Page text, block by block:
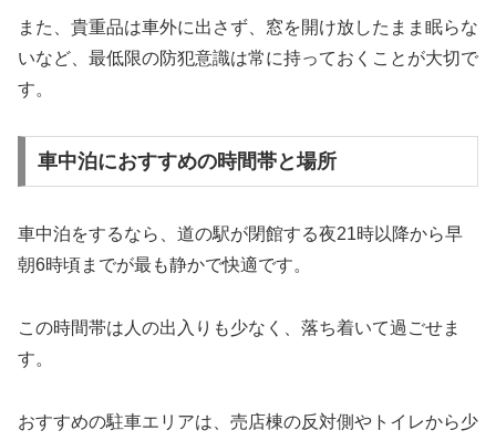
また、貴重品は車外に出さず、窓を開け放したまま眠らな
いなど、最低限の防犯意識は常に持っておくことが大切で
す。
車中泊におすすめの時間帯と場所
車中泊をするなら、道の駅が閉館する夜21時以降から早
朝6時頃までが最も静かで快適です。
この時間帯は人の出入りも少なく、落ち着いて過ごせま
す。
おすすめの駐車エリアは、売店棟の反対側やトイレから少